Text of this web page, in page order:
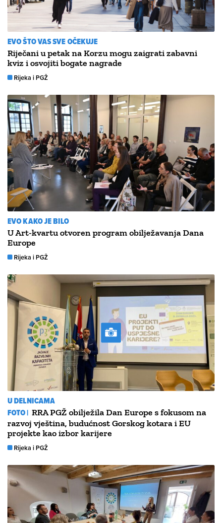
EVO ŠTO VAS SVE OČEKUJE
Riječani u petak na Korzu mogu zaigrati zabavni
kviz i osvojiti bogate nagrade
Rijeka i PGŽ
EVO KAKO JE BILO
U Art-kvartu otvoren program obilježavanja Dana
Europe
Rijeka i PGŽ
U DELNICAMA
FOTO | RRA PGŽ obilježila Dan Europe s fokusom na
razvoj vještina, budućnost Gorskog kotara i EU
projekte kao izbor karijere
Rijeka i PGŽ